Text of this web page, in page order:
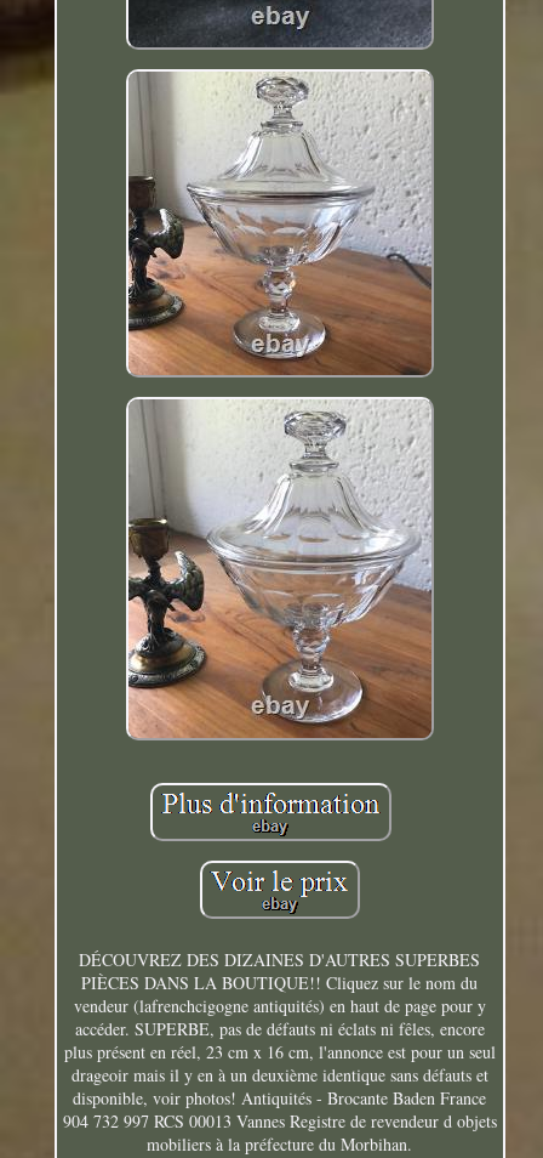
DÉCOUVREZ DES DIZAINES D'AUTRES SUPERBES
PIÈCES DANS LA BOUTIQUE!! Cliquez sur le nom du
vendeur (lafrenchcigogne antiquités) en haut de page pour y
accéder. SUPERBE, pas de défauts ni éclats ni fêles, encore
plus présent en réel, 23 cm x 16 cm, l'annonce est pour un seul
drageoir mais il y en à un deuxième identique sans défauts et
disponible, voir photos! Antiquités - Brocante Baden France
904 732 997 RCS 00013 Vannes Registre de revendeur d objets
mobiliers à la préfecture du Morbihan.